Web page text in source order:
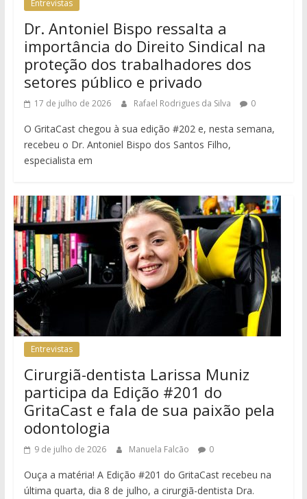
Entrevistas
Dr. Antoniel Bispo ressalta a
importância do Direito Sindical na
proteção dos trabalhadores dos
setores público e privado
17 de julho de 2026 Rafael Rodrigues da Silva 0
O GritaCast chegou à sua edição #202 e, nesta semana,
recebeu o Dr. Antoniel Bispo dos Santos Filho,
especialista em
Entrevistas
Cirurgiã-dentista Larissa Muniz
participa da Edição #201 do
GritaCast e fala de sua paixão pela
odontologia
9 de julho de 2026 Manuela Falcão 0
Ouça a matéria! A Edição #201 do GritaCast recebeu na
última quarta, dia 8 de julho, a cirurgiã-dentista Dra.